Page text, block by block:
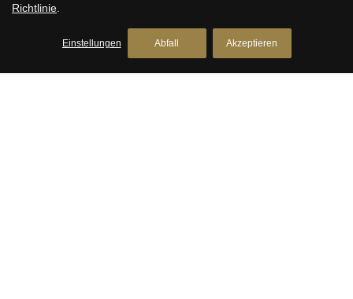
Ich habe gelesen und akzeptiere die
Richtlinie
Einstellungen Abfall Akzeptieren